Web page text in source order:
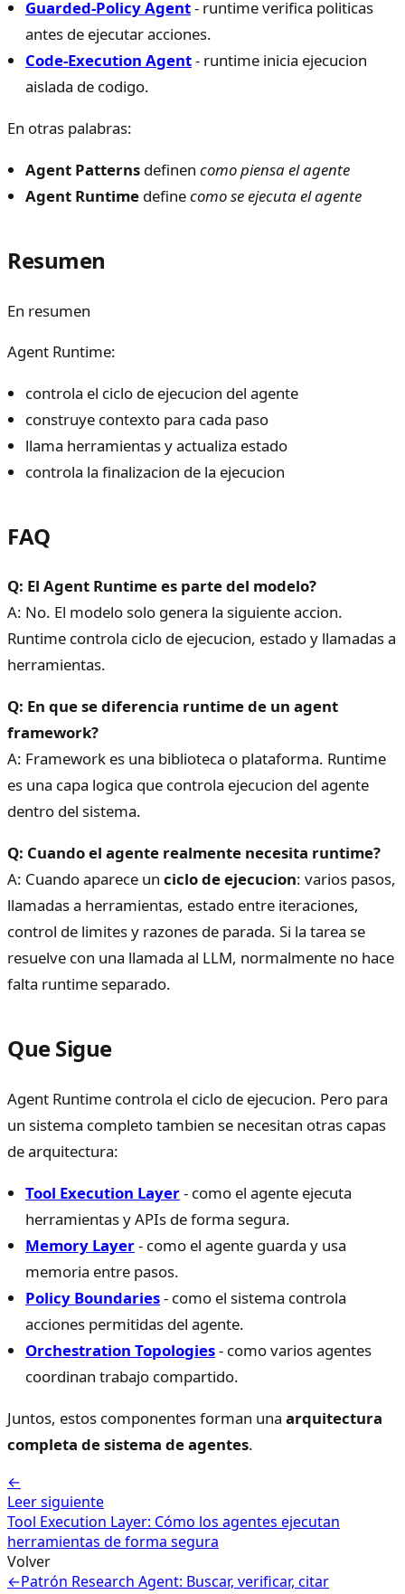
Guarded-Policy Agent- runtime verifica politicas
antes de ejecutar acciones.
Code-Execution Agent- runtime inicia ejecucion
aislada de codigo.
En otras palabras:
Agent Patterns definen como piensa el agente
Agent Runtime definecomo se ejecuta el agente
Resumen
En resumen
Agent Runtime:
controla el ciclo de ejecucion del agente
construye contexto para cada paso
llama herramientas y actualiza estado
controla la finalizacion de la ejecucion
FAQ
Q: El Agent Runtime es parte del modelo?
A: No. El modelo solo genera la siguiente accion.
Runtime controla ciclo de ejecucion, estado y llamadas a
herramientas.
Q: En que se diferencia runtime de un agent
framework?
A: Framework es una biblioteca o plataforma. Runtime
es una capa logica que controla ejecucion del agente
dentro del sistema.
Q: Cuando el agente realmente necesita runtime?
A: Cuando aparece un ciclo de ejecucion: varios pasos,
llamadas a herramientas, estado entre iteraciones,
control de limites y razones de parada. Si la tarea se
resuelve con una llamada al LLM, normalmente no hace
falta runtime separado.
Que Sigue
Agent Runtime controla el ciclo de ejecucion. Pero para
un sistema completo tambien se necesitan otras capas
de arquitectura:
Tool Execution Layer- como el agente ejecuta
herramientas y APIs de forma segura.
Memory Layer- como el agente guarda y usa
memoria entre pasos.
Policy Boundaries- como el sistema controla
acciones permitidas del agente.
Orchestration Topologies- como varios agentes
coordinan trabajo compartido.
Juntos, estos componentes forman una arquitectura
completa de sistema de agentes.
←
Leer siguiente
Tool Execution Layer: Cómo los agentes ejecutan
herramientas de forma segura
Volver
←Patrón Research Agent: Buscar, verificar, citar